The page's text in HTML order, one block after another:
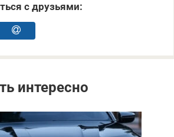
с друзьями:
интересно